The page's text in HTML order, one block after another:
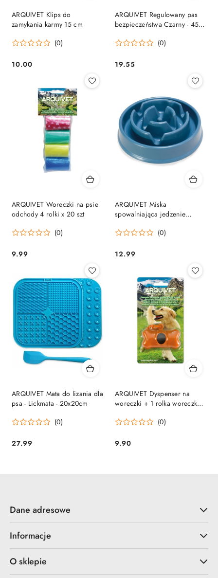
ARQUIVET Klips do
zamykania karmy 15 cm
(0)
Cena:
10.00
ARQUIVET Regulowany pas
bezpieczeństwa Czarny - 45-
(0)
Cena:
19.55
ARQUIVET Woreczki na psie
odchody 4 rolki x 20 szt
(0)
Cena:
9.99
ARQUIVET Miska
spowalniająca jedzenie
(0)
Cena:
12.99
ARQUIVET Mata do lizania dla
psa - Lickmata - 20x20cm
(0)
Cena:
27.99
ARQUIVET Dyspenser na
woreczki + 1 rolka woreczków
(0)
Cena:
9.90
Dane adresowe
Informacje
O sklepie